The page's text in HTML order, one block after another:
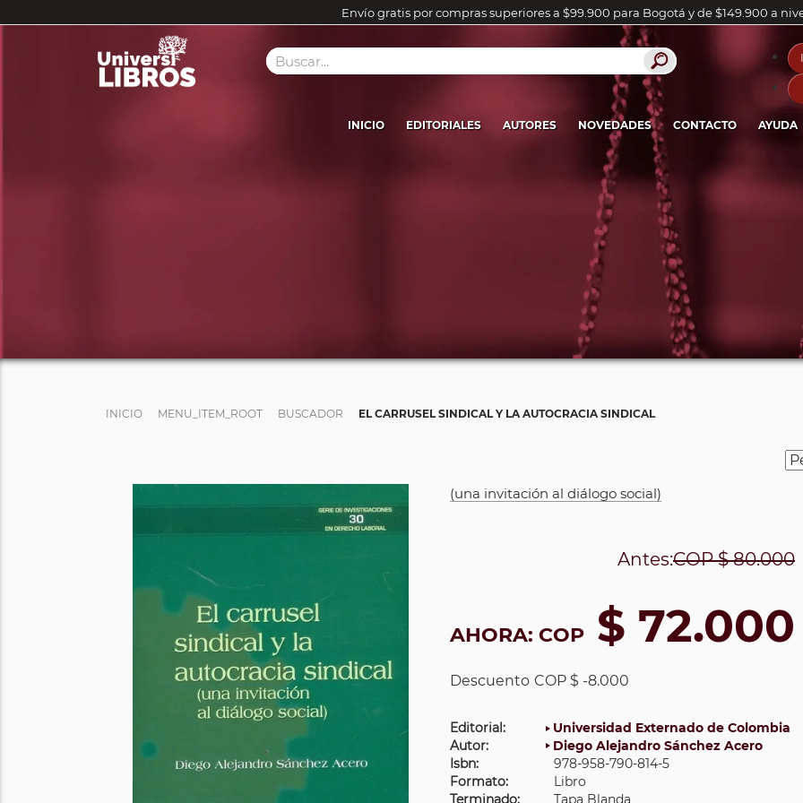
Envío gratis por compras superiores a $99.900 para Bogotá y de $149.900 a
INICIO EDITORIALES AUTORES NOVEDADES CONTACTO AYUDA
INICIO MENU_ITEM_ROOT BUSCADOR EL CARRUSEL SINDICAL Y LA AUTOCRACIA SINDICAL
(una invitación al diálogo social)
Antes:COP$ 80.000
AHORA: COP $ 72.000
Descuento COP $ -8.000
Editorial:
Universidad Externado de Colombia
Autor:
Diego Alejandro Sánchez Acero
Isbn:
978-958-790-814-5
Formato:
Libro
Terminado:
Tapa Blanda